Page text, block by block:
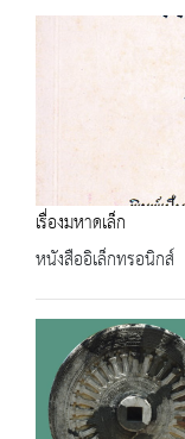
เรื่องมหาดเล็ก
หนังสืออิเล็กทรอนิกส์